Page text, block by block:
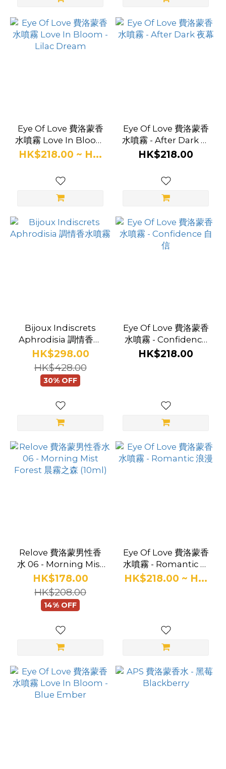
Eye Of Love 費洛蒙香
水噴霧 Love In Bloom
- Lilac Dream
HK$218.00 ~ H...
Eye Of Love 費洛蒙香
水噴霧 - After Dark 夜
幕
HK$218.00
Bijoux Indiscrets
Aphrodisia 調情香水
噴霧
HK$298.00
HK$428.00
30% OFF
Eye Of Love 費洛蒙香
水噴霧 - Confidence
自信
HK$218.00
Relove 費洛蒙男性香
水 06 - Morning Mist
Forest 晨霧之森
(10ml)
HK$178.00
HK$208.00
14% OFF
Eye Of Love 費洛蒙香
水噴霧 - Romantic 浪
漫
HK$218.00 ~ H...